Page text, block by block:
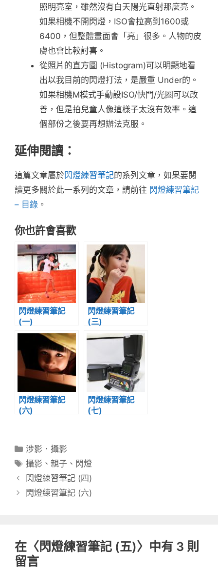
照明亮室，雖然沒有白天陽光直射那麼亮。
如果相機不開閃燈，ISO會拉高到1600或
6400，但整體畫面會「亮」很多。人物的皮
膚也會比較討喜。
從照片的直方圖 (Histogram)可以明顯地看
出以我目前的閃燈打法，是嚴重 Under的。
如果相機M模式手動設ISO/快門/光圈可以改
善，但是拍兒童人像這樣子太沒有效率。這
個部份之後要再想辦法克服。
延伸閱讀：
這篇文章屬於閃燈練習筆記的系列文章，如果要閱
讀更多關於此一系列的文章，請前往 閃燈練習筆記
– 目錄 。
你也許會喜歡
閃燈練習筆記
(一)
閃燈練習筆記
(三)
閃燈練習筆記
(六)
閃燈練習筆記
(七)
分
類
涉影．攝影
標
籤
攝影 、親子 、 閃燈
閃燈練習筆記 (四)
閃燈練習筆記 (六)
在〈閃燈練習筆記 (五)〉中有 3 則
留言